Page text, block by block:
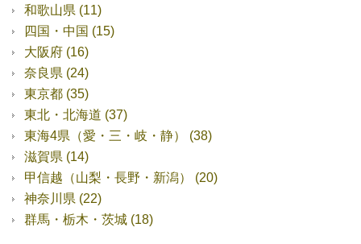
和歌山県 (11)
四国・中国 (15)
大阪府 (16)
奈良県 (24)
東京都 (35)
東北・北海道 (37)
東海4県（愛・三・岐・静）
(38)
滋賀県 (14)
甲信越（山梨・長野・新潟）
(20)
神奈川県 (22)
群馬・栃木・茨城 (18)